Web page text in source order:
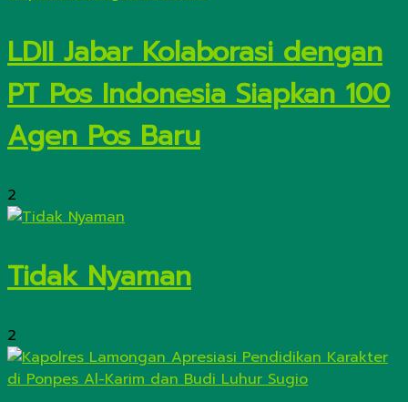
LDII Jabar Kolaborasi dengan
PT Pos Indonesia Siapkan 100
Agen Pos Baru
2
Tidak Nyaman
2